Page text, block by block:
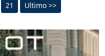
21 Ultimo >>